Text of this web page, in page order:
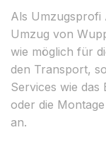
Als Umzugsprofi
Umzug von
wie möglich für
den Transport,
Services wie
oder die
an.